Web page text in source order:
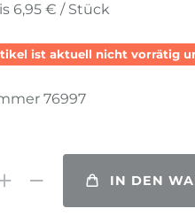
6,95 € / Stück
ist aktuell nicht vorrätig
76997
IN DEN